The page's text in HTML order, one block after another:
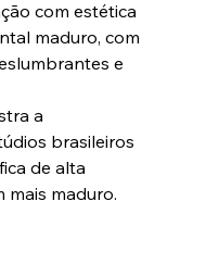
com estética
maduro, com
e
a
brasileiros
de alta
mais maduro.